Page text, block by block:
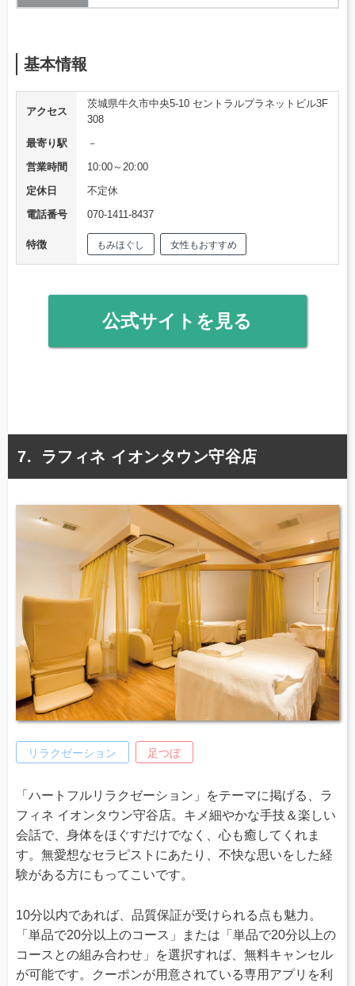
基本情報
アクセス
茨城県牛久市中央5-10 セントラルプラネットビル3F
308
最寄り駅
－
営業時間
10:00～20:00
定休日
不定休
電話番号
070-1411-8437
特徴 もみほぐし 女性もおすすめ
公式サイトを見る
ラフィネ イオンタウン守谷店
リラクゼーション 足つぼ
「ハートフルリラクゼーション」をテーマに掲げる、ラ
フィネ イオンタウン守谷店。キメ細やかな手技＆楽しい
会話で、身体をほぐすだけでなく、心も癒してくれま
す。無愛想なセラピストにあたり、不快な思いをした経
験がある方にもってこいです。
10分以内であれば、品質保証が受けられる点も魅力。
「単品で20分以上のコース」または「単品で20分以上の
コースとの組み合わせ」を選択すれば、無料キャンセル
が可能です。クーポンが用意されている専用アプリを利